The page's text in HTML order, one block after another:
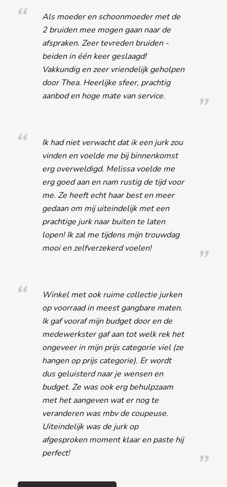
Als moeder en schoonmoeder met de
2 bruiden mee mogen gaan naar de
afspraken. Zeer tevreden bruiden -
beiden in één keer geslaagd!
Vakkundig en zeer vriendelijk geholpen
door Thea. Heerlijke sfeer, prachtig
aanbod en hoge mate van service.
Ik had niet verwacht dat ik een jurk zou
vinden en voelde me bij binnenkomst
erg overweldigd. Melissa voelde me
erg goed aan en nam rustig de tijd voor
me. Ze heeft echt haar best en meer
gedaan om mij uiteindelijk met een
prachtige jurk naar buiten te laten
lopen! Ik zal me tijdens mijn trouwdag
mooi en zelfverzekerd voelen!
Winkel met ook ruime collectie jurken
op voorraad in meest gangbare maten.
Ik gaf vooraf mijn budget door en de
medewerkster gaf aan tot welk rek het
ongeveer in mijn prijs categorie viel (ze
hangen op prijs categorie). Er wordt
dus geluisterd naar je wensen en
budget. Ze was ook erg behulpzaam
met het aangeven wat er nog te
veranderen was mbv de coupeuse.
Uiteindelijk was de jurk op
afgesproken moment klaar en paste hij
perfect!